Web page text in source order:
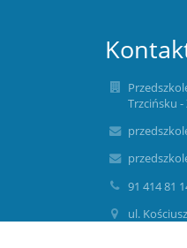
Trzcińsku
91 414 81
ul.